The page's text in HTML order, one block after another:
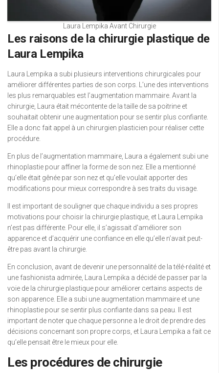
Laura Lempika Avant Chirurgie
Les raisons de la chirurgie plastique de
Laura Lempika
Laura Lempika a subi plusieurs interventions chirurgicales pour
améliorer différentes parties de son corps. L’une des interventions
les plus remarquables est l’augmentation mammaire. Avant la
chirurgie, Laura était mécontente de la taille de sa poitrine et
souhaitait obtenir une augmentation pour se sentir plus confiante.
Elle a donc fait appel à un chirurgien plasticien pour réaliser cette
procédure.
En plus de l’augmentation mammaire, Laura a également subi une
rhinoplastie pour affiner la forme de son nez. Elle a mentionné
qu’elle était gênée par son nez et qu’elle voulait apporter des
modifications pour mieux correspondre à ses traits du visage.
Il est important de souligner que chaque individu a ses propres
motivations pour choisir la chirurgie plastique, et Laura Lempika
n’est pas différente. Pour elle, il s’agissait d’améliorer son
apparence et d’acquérir une confiance en elle qu’elle n’avait peut-
être pas avant la chirurgie.
En conclusion, avant de devenir une personnalité de la télé-réalité et
une fashionista admirée, Laura Lempika a décidé de passer par la
voie de la chirurgie plastique pour améliorer certains aspects de
son apparence. Elle a subi une augmentation mammaire et une
rhinoplastie pour se sentir plus confiante dans sa peau. Il est
important de noter que chaque personne a le droit de prendre des
décisions concernant son propre corps, et Laura Lempika a fait ce
qu’elle pensait être le mieux pour elle.
Les procédures de chirurgie